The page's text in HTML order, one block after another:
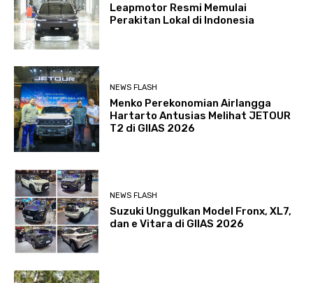
Leapmotor Resmi Memulai
Perakitan Lokal di Indonesia
NEWS FLASH
Menko Perekonomian Airlangga
Hartarto Antusias Melihat JETOUR
T2 di GIIAS 2026
NEWS FLASH
Suzuki Unggulkan Model Fronx, XL7,
dan e Vitara di GIIAS 2026